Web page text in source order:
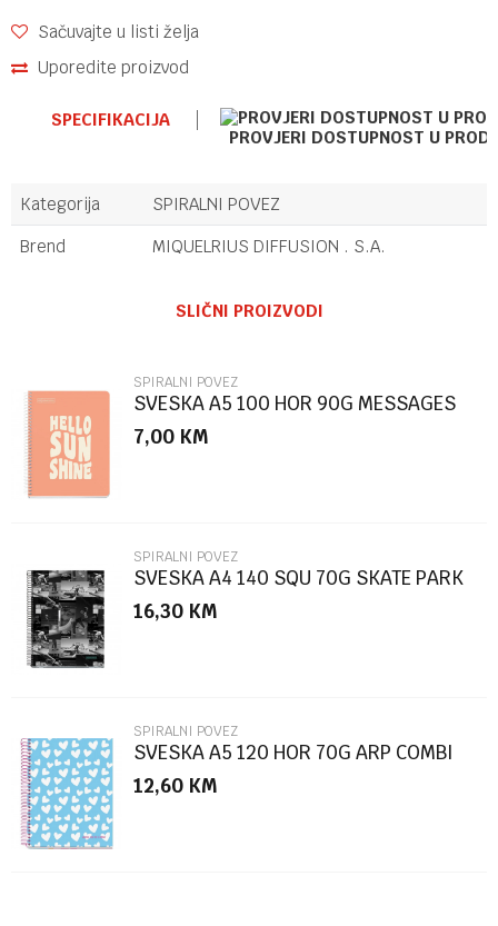
Sačuvajte u listi želja
Uporedite proizvod
SPECIFIKACIJA
PROVJERI DOSTUPNOST U
Kategorija
SPIRALNI POVEZ
Brend
MIQUELRIUS DIFFUSION . S.A.
Poruka
POŠALJI
SLIČNI PROIZVODI
SPIRALNI POVEZ
SVESKA A5 100 HOR 90G MESSAGES
PEACH
7,00 KM
SPIRALNI POVEZ
SVESKA A4 140 SQU 70G SKATE PARK
16,30 KM
SPIRALNI POVEZ
SVESKA A5 120 HOR 70G ARP COMBI
12,60 KM